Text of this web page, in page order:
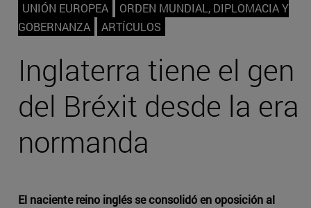
UNIÓN EUROPEA
ORDEN MUNDIAL, DIPLOMACIA Y
GOBERNANZA
ARTÍCULOS
Inglaterra tiene el gen
del Bréxit desde la era
normanda
El naciente reino inglés se consolidó en oposición al